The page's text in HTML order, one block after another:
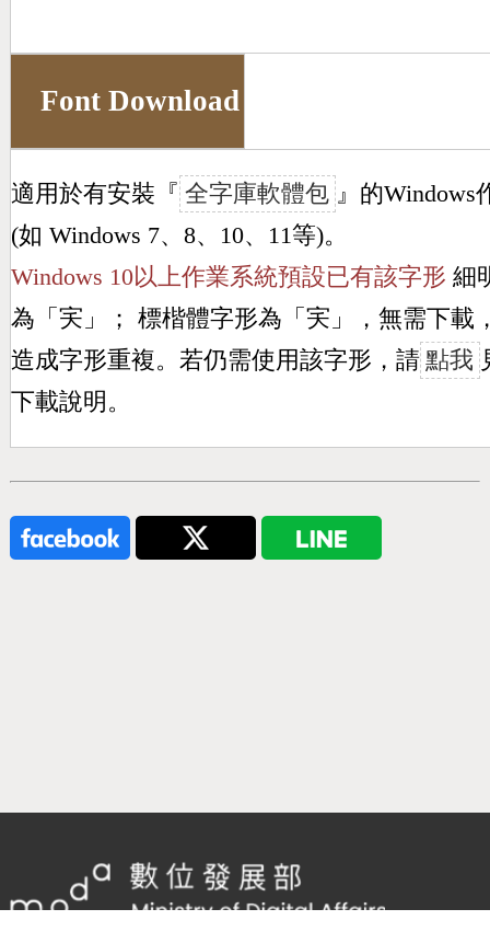
Font Download
適用於有安裝『 全字庫軟體包 』的Windows
(如 Windows 7、8、10、11等)。
Windows 10以上作業系統預設已有該字形 細
為「 宎 」； 標楷體字形為「 宎 」，無需下載
造成字形重複。若仍需使用該字形，請 點我
下載說明。